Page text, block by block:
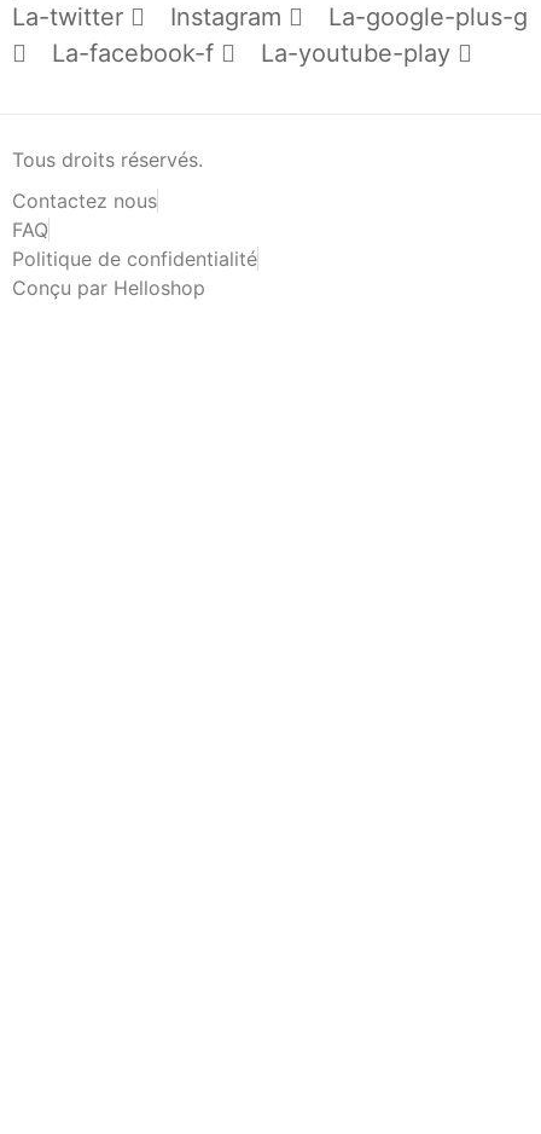
La-twitter Instagram
La-google-plus-g
La-facebook-f
La-youtube-play
Tous droits réservés.
Contactez nous
FAQ
Politique de confidentialité
Conçu par Helloshop